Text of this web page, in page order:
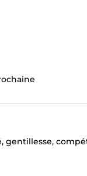
gentillesse,